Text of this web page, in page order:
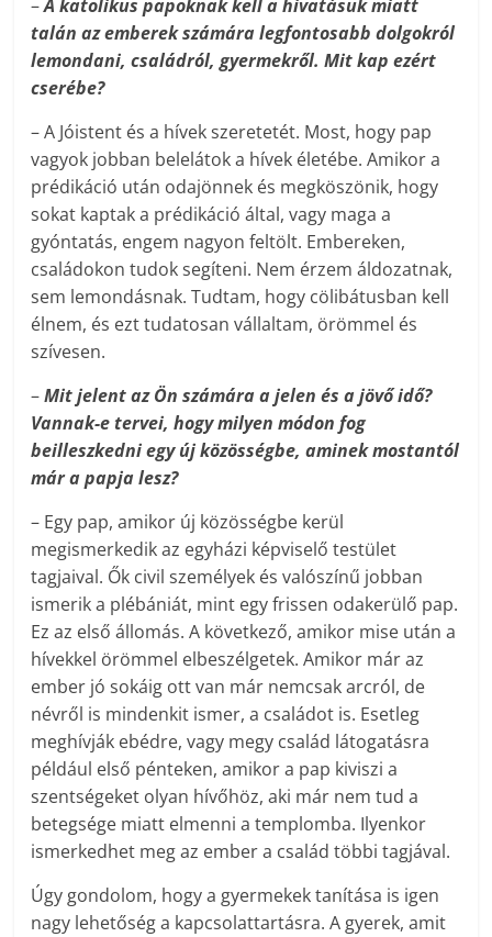
–A katolikus papoknak kell a hivatásuk miatt
talán az emberek számára legfontosabb dolgokról
lemondani, családról, gyermekről. Mit kap ezért
cserébe?
– A Jóistent és a hívek szeretetét. Most, hogy pap
vagyok jobban belelátok a hívek életébe. Amikor a
prédikáció után odajönnek és megköszönik, hogy
sokat kaptak a prédikáció által, vagy maga a
gyóntatás, engem nagyon feltölt. Embereken,
családokon tudok segíteni. Nem érzem áldozatnak,
sem lemondásnak. Tudtam, hogy cölibátusban kell
élnem, és ezt tudatosan vállaltam, örömmel és
szívesen.
–Mit jelent az Ön számára a jelen és a jövő idő?
Vannak-e tervei, hogy milyen módon fog
beilleszkedni egy új közösségbe, aminek mostantól
már a papja lesz?
– Egy pap, amikor új közösségbe kerül
megismerkedik az egyházi képviselő testület
tagjaival. Ők civil személyek és valószínű jobban
ismerik a plébániát, mint egy frissen odakerülő pap.
Ez az első állomás. A következő, amikor mise után a
hívekkel örömmel elbeszélgetek. Amikor már az
ember jó sokáig ott van már nemcsak arcról, de
névről is mindenkit ismer, a családot is. Esetleg
meghívják ebédre, vagy megy család látogatásra
például első pénteken, amikor a pap kiviszi a
szentségeket olyan hívőhöz, aki már nem tud a
betegsége miatt elmenni a templomba. Ilyenkor
ismerkedhet meg az ember a család többi tagjával.
Úgy gondolom, hogy a gyermekek tanítása is igen
nagy lehetőség a kapcsolattartásra. A gyerek, amit